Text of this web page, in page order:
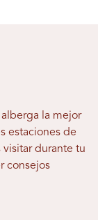
alberga la mejor
estaciones de
durante tu
consejos